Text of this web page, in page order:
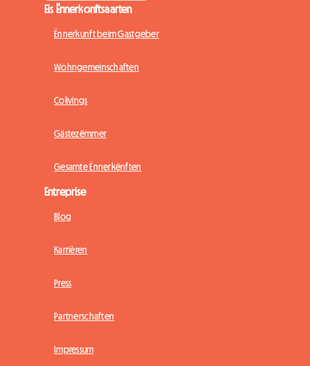
Eis Ënnerkonftsaarten
Ënnerkunft beim Gastgeber
Wohngemeinschaften
Colivings
Gästezëmmer
Gesamte Ënnerkënften
Entreprise
Blog
Karrièren
Press
Partnerschaften
Impressum